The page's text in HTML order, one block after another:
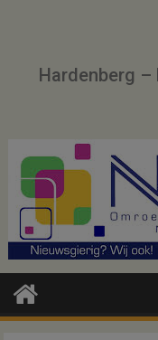
Hardenberg –